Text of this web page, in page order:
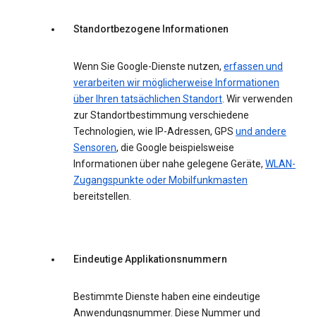
Standortbezogene Informationen
Wenn Sie Google-Dienste nutzen, erfassen und
verarbeiten wir möglicherweise Informationen
über Ihren tatsächlichen Standort. Wir verwenden
zur Standortbestimmung verschiedene
Technologien, wie IP-Adressen, GPS und andere
Sensoren, die Google beispielsweise
Informationen über nahe gelegene Geräte, WLAN-
Zugangspunkte oder Mobilfunkmasten
bereitstellen.
Eindeutige Applikationsnummern
Bestimmte Dienste haben eine eindeutige
Anwendungsnummer. Diese Nummer und